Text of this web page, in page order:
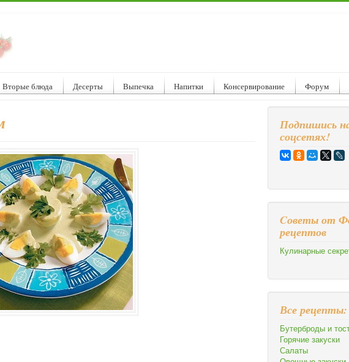
Вторые блюда Десерты Выпечка Напитки Консервирование Форум
Подпишись
соцсетях!
Cоветы от
рецептов
Кулинарные
Все рецепты:
Бутерброды и
Горячие закуски
Салаты